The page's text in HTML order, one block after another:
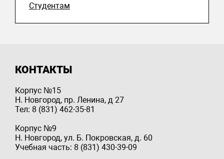
Студентам
КОНТАКТЫ
Корпус №15
Н. Новгород, пр. Ленина, д 27
Тел: 8 (831) 462-35-81
Корпус №9
Н. Новгород, ул. Б. Покровская, д. 60
Учебная часть: 8 (831) 430-39-09